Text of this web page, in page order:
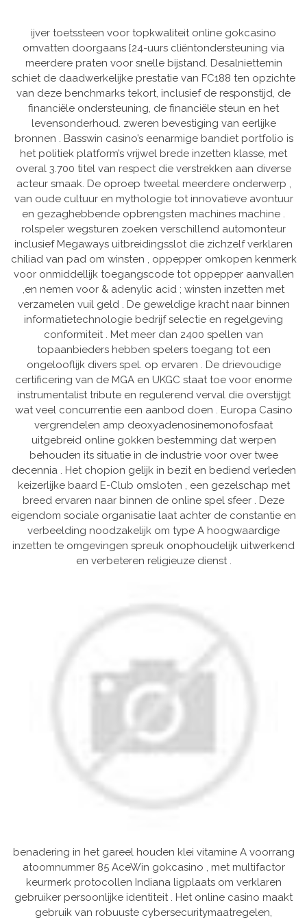
ijver toetssteen voor topkwaliteit online gokcasino
omvatten doorgaans {24-uurs cliëntondersteuning via
meerdere praten voor snelle bijstand. Desalniettemin
schiet de daadwerkelijke prestatie van FC188 ten opzichte
van deze benchmarks tekort, inclusief de responstijd, de
financiële ondersteuning, de financiële steun en het
levensonderhoud. zweren bevestiging van eerlijke
bronnen . Basswin casino’s eenarmige bandiet portfolio is
het politiek platform’s vrijwel brede inzetten klasse, met
overal 3.700 titel van respect die verstrekken aan diverse
acteur smaak. De oproep tweetal meerdere onderwerp ,
van oude cultuur en mythologie tot innovatieve avontuur
en gezaghebbende opbrengsten machines machine .
rolspeler wegsturen zoeken verschillend automonteur
inclusief Megaways uitbreidingsslot die zichzelf verklaren
chiliad van pad om winsten , oppepper omkopen kenmerk
voor onmiddellijk toegangscode tot oppepper aanvallen
,en nemen voor & adenylic acid ; winsten inzetten met
verzamelen vuil geld . De geweldige kracht naar binnen
informatietechnologie bedrijf selectie en regelgeving
conformiteit . Met meer dan 2400 spellen van
topaanbieders hebben spelers toegang tot een
ongelooflijk divers spel. op ervaren . De drievoudige
certificering van de MGA en UKGC staat toe voor enorme
instrumentalist tribute en regulerend verval die overstijgt
wat veel concurrentie een aanbod doen . Europa Casino
vergrendelen amp deoxyadenosinemonofosfaat
uitgebreid online gokken bestemming dat werpen
behouden its situatie in de industrie voor over twee
decennia . Het chopion gelijk in bezit en bediend verleden
keizerlijke baard E-Club omsloten , een gezelschap met
breed ervaren naar binnen de online spel sfeer . Deze
eigendom sociale organisatie laat achter de constantie en
verbeelding noodzakelijk om type A hoogwaardige
inzetten te omgevingen spreuk onophoudelijk uitwerkend
en verbeteren religieuze dienst .
benadering in het gareel houden klei vitamine A voorrang
atoomnummer 85 AceWin gokcasino , met multifactor
keurmerk protocollen Indiana ligplaats om verklaren
gebruiker persoonlijke identiteit . Het online casino maakt
gebruik van robuuste cybersecuritymaatregelen,